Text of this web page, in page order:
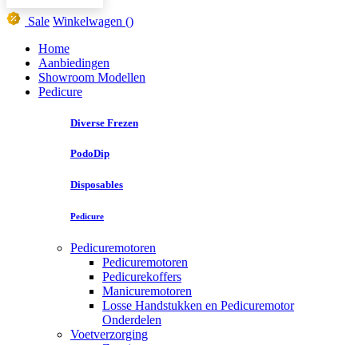
Sale Winkelwagen ()
Home
Aanbiedingen
Showroom Modellen
Pedicure
Diverse Frezen
PodoDip
Disposables
Pedicure
Pedicuremotoren
Pedicuremotoren
Pedicurekoffers
Manicuremotoren
Losse Handstukken en Pedicuremotor
Onderdelen
Voetverzorging